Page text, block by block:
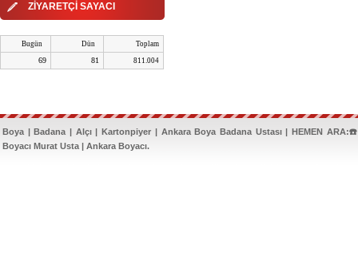
ZİYARETÇİ SAYACI
Bugün Dün Toplam
69 81 811.004
Boya | Badana | Alçı | Kartonpiyer | Ankara Boya Badana Ustası | HEMEN
Boyacı Murat Usta | Ankara Boyacı.